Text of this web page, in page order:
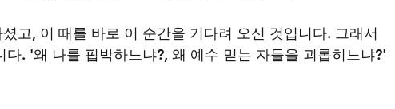
고, 이 때를 바로 이 순간을 기다려 오신 것입니다. 그래서
. '왜 나를 핍박하느냐?, 왜 예수 믿는 자들을 괴롭히느냐?'